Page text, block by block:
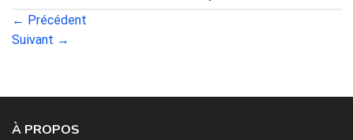
← Précédent
Suivant →
À PROPOS